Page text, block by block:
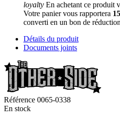
loyalty En achetant ce produit
Votre panier vous rapportera 15
converti en un bon de
Détails du produit
Documents joints
Référence 0065-0338
En stock